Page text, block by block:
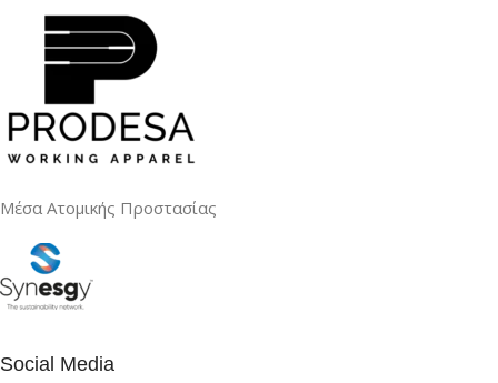
Μέσα Ατομικής Προστασίας
Social Media